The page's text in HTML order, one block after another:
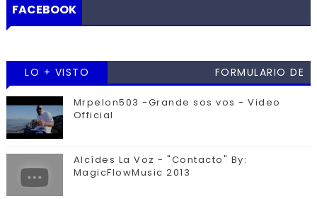
FACEBOOK
LO + VISTO
FORMULARIO DE
Mrpelon503 -Grande sos vos - Video
Official
Alcídes La Voz - "Contacto" By:
MagicFlowMusic 2013